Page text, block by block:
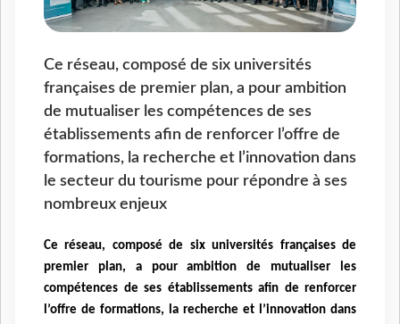
Ce réseau, composé de six universités
françaises de premier plan, a pour ambition
de mutualiser les compétences de ses
établissements afin de renforcer l’offre de
formations, la recherche et l’innovation dans
le secteur du tourisme pour répondre à ses
nombreux enjeux
Ce réseau, composé de six universités françaises de
premier plan, a pour ambition de mutualiser les
compétences de ses établissements afin de renforcer
l’offre de formations, la recherche et l’innovation dans